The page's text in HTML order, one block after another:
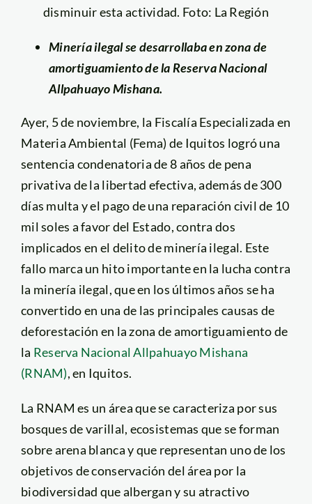
disminuir esta actividad. Foto: La Región
Minería ilegal se desarrollaba en zona de
amortiguamiento de la Reserva Nacional
Allpahuayo Mishana.
Ayer, 5 de noviembre, la Fiscalía Especializada en
Materia Ambiental (Fema) de Iquitos logró una
sentencia condenatoria de 8 años de pena
privativa de la libertad efectiva, además de 300
días multa y el pago de una reparación civil de 10
mil soles a favor del Estado, contra dos
implicados en el delito de minería ilegal. Este
fallo marca un hito importante en la lucha contra
la minería ilegal, que en los últimos años se ha
convertido en una de las principales causas de
deforestación en la zona de amortiguamiento de
la Reserva Nacional Allpahuayo Mishana
(RNAM), en Iquitos.
La RNAM es un área que se caracteriza por sus
bosques de varillal, ecosistemas que se forman
sobre arena blanca y que representan uno de los
objetivos de conservación del área por la
biodiversidad que albergan y su atractivo